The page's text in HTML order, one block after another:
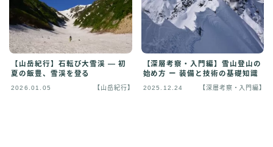
Japanese
【山岳紀行】石転び大雪渓 — 初
夏の飯豊、雪渓を登る
2026.01.05 【山岳紀行】
【深層考察・入門編】雪山登山の
始め方 ー 装備と技術の基礎知識
2025.12.24 【深層考察・入門編】